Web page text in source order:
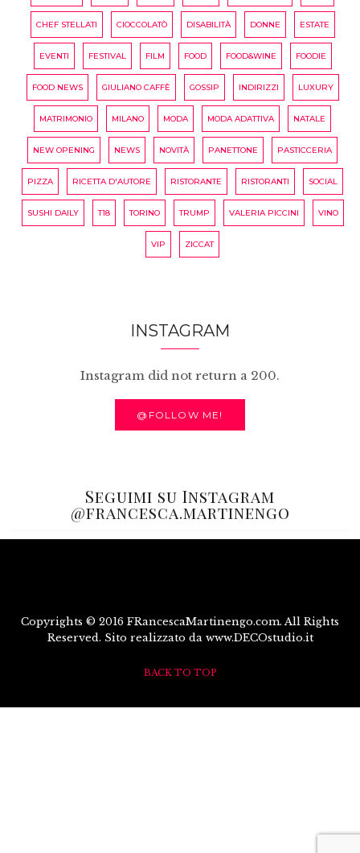
CHEF STELLATI CIOCCOLATÒ DISABILITÀ DONNE ESTATE
EVENTI FESTIVAL FILM FOOD FOOD&WINE FOODIE
FOOD NEWS GIULIANO CAFFÈ GOSSIP INDIRIZZI LUXURY
MATRIMONIO MILANO MODA MODA ADATTIVA NATALE
NEW OPENING NEWS NOVITÀ PANETTONE PASTICCERIA
PIZZA RICETTA D'AUTORE RISTORANTE RISTORANTI SOCIAL
SUSHI DAILY T18 TORINO TRUMP VALERIA PICCINI VINO
VIP ZICCAT
INSTAGRAM
Instagram did not return a 200.
@FOLLOW ME!
Seguimi su Instagram
@francesca.martinengo
Copyrights © 2016 FRancescaMartinengo.com. All Rights
Reserved. Sito realizzato da www.DECOstudio.it
BACK TO TOP